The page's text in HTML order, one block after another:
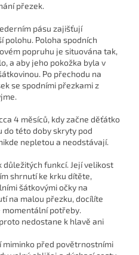
přezek.
pásu zajišťují
polohu. Poloha spodních
popruhu je situována tak,
a aby jeho pokožka byla v
Po přechodu na
se spodními přezkami z
4 měsíců, kdy začne děťátko
do této doby skryty pod
nepletou a neodstávají.
důležitých funkcí. Její velikost
shrnutí ke krku dítěte,
šátkovými očky na
na malou přezku, docílíte
potřeby.
nedostane k hlavě ani
před povětrnostními